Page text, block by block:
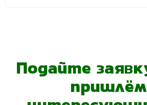
Подайте
пришлём